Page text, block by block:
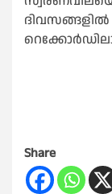
Share